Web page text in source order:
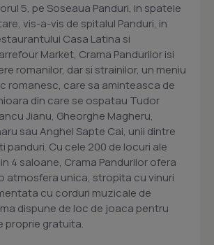
5, pe Soseaua Panduri, in spatele
vis-a-vis de spitalul Panduri, in
Casa Latina si
Market, Crama Pandurilor isi
romanilor, dar si strainilor, un meniu
romanesc, care sa aminteasca de
din care se ospatau Tudor
Jianu, Gheorghe Magheru,
sau Anghel Sapte Cai, unii dintre
panduri. Cu cele 200 de locuri ale
4 saloane, Crama Pandurilor ofera
atmosfera unica, stropita cu vinuri
cu corduri muzicale de
dispune de loc de joaca pentru
proprie gratuita.